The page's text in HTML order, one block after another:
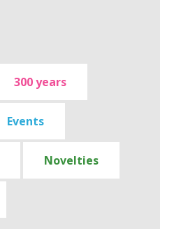
300 years
Events
Novelties